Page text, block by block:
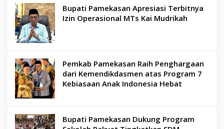
Bupati Pamekasan Apresiasi Terbitnya
Izin Operasional MTs Kai Mudrikah
Pemkab Pamekasan Raih Penghargaan
dari Kemendikdasmen atas Program 7
Kebiasaan Anak Indonesia Hebat
Bupati Pamekasan Dukung Program